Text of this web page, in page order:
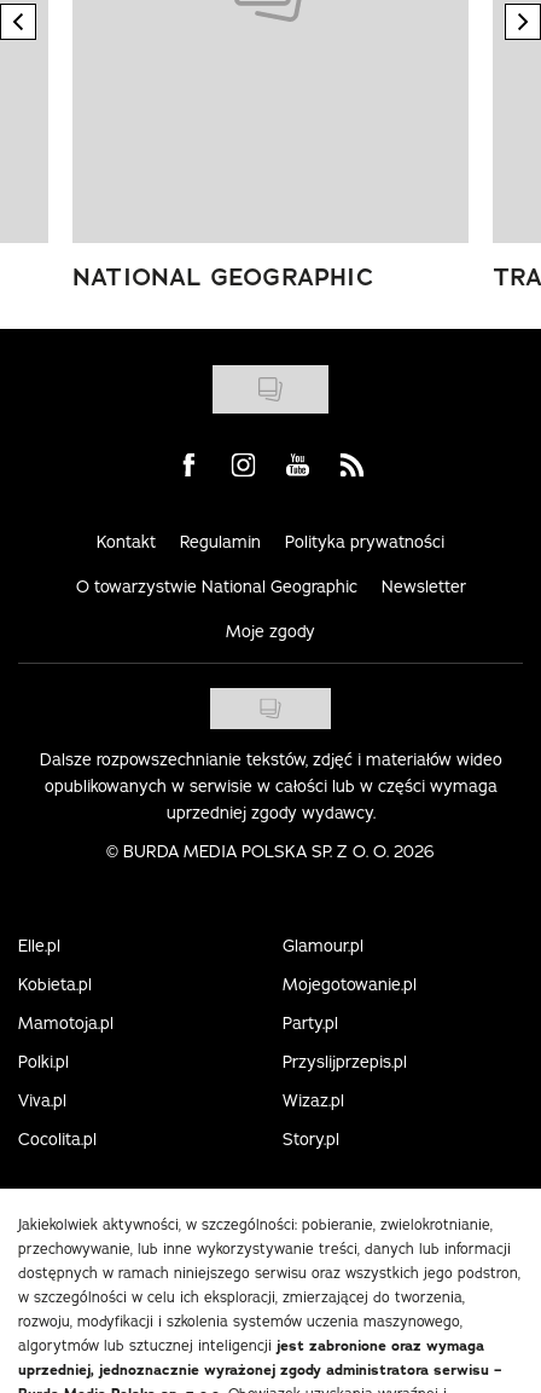
previous element
NATIONAL GEOGRAPHIC
Visit us on Facebook
Visit us on Instagram
Visit us on Youtube
Visit us on Rss
Kontakt Regulamin Polityka prywatności
O towarzystwie National Geographic Newsletter
Moje zgody
Dalsze rozpowszechnianie tekstów, zdjęć i materiałów wideo
opublikowanych w serwisie w całości lub w części wymaga
uprzedniej zgody wydawcy.
© BURDA MEDIA POLSKA SP. Z O. O. 2026
Elle.pl
Glamour.pl
Kobieta.pl
Mojegotowanie.pl
Mamotoja.pl
Party.pl
Polki.pl
Przyslijprzepis.pl
Viva.pl
Wizaz.pl
Cocolita.pl
Story.pl
Jakiekolwiek aktywności, w szczególności: pobieranie, zwielokrotnianie,
przechowywanie, lub inne wykorzystywanie treści, danych lub informacji
dostępnych w ramach niniejszego serwisu oraz wszystkich jego podstron,
w szczególności w celu ich eksploracji, zmierzającej do tworzenia,
rozwoju, modyfikacji i szkolenia systemów uczenia maszynowego,
algorytmów lub sztucznej inteligencji jest zabronione oraz wymaga
uprzedniej, jednoznacznie wyrażonej zgody administratora serwisu –